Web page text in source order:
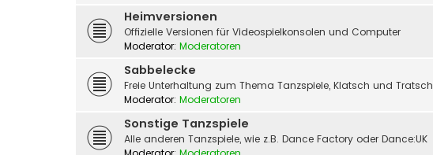
Heimversionen
Offizielle Versionen für Videospielkonsolen und Computer
Moderator: Moderatoren
Sabbelecke
Freie Unterhaltung zum Thema Tanzspiele, Klatsch und Tratsch
Moderator: Moderatoren
Sonstige Tanzspiele
Alle anderen Tanzspiele, wie z.B. Dance Factory oder Dance:UK